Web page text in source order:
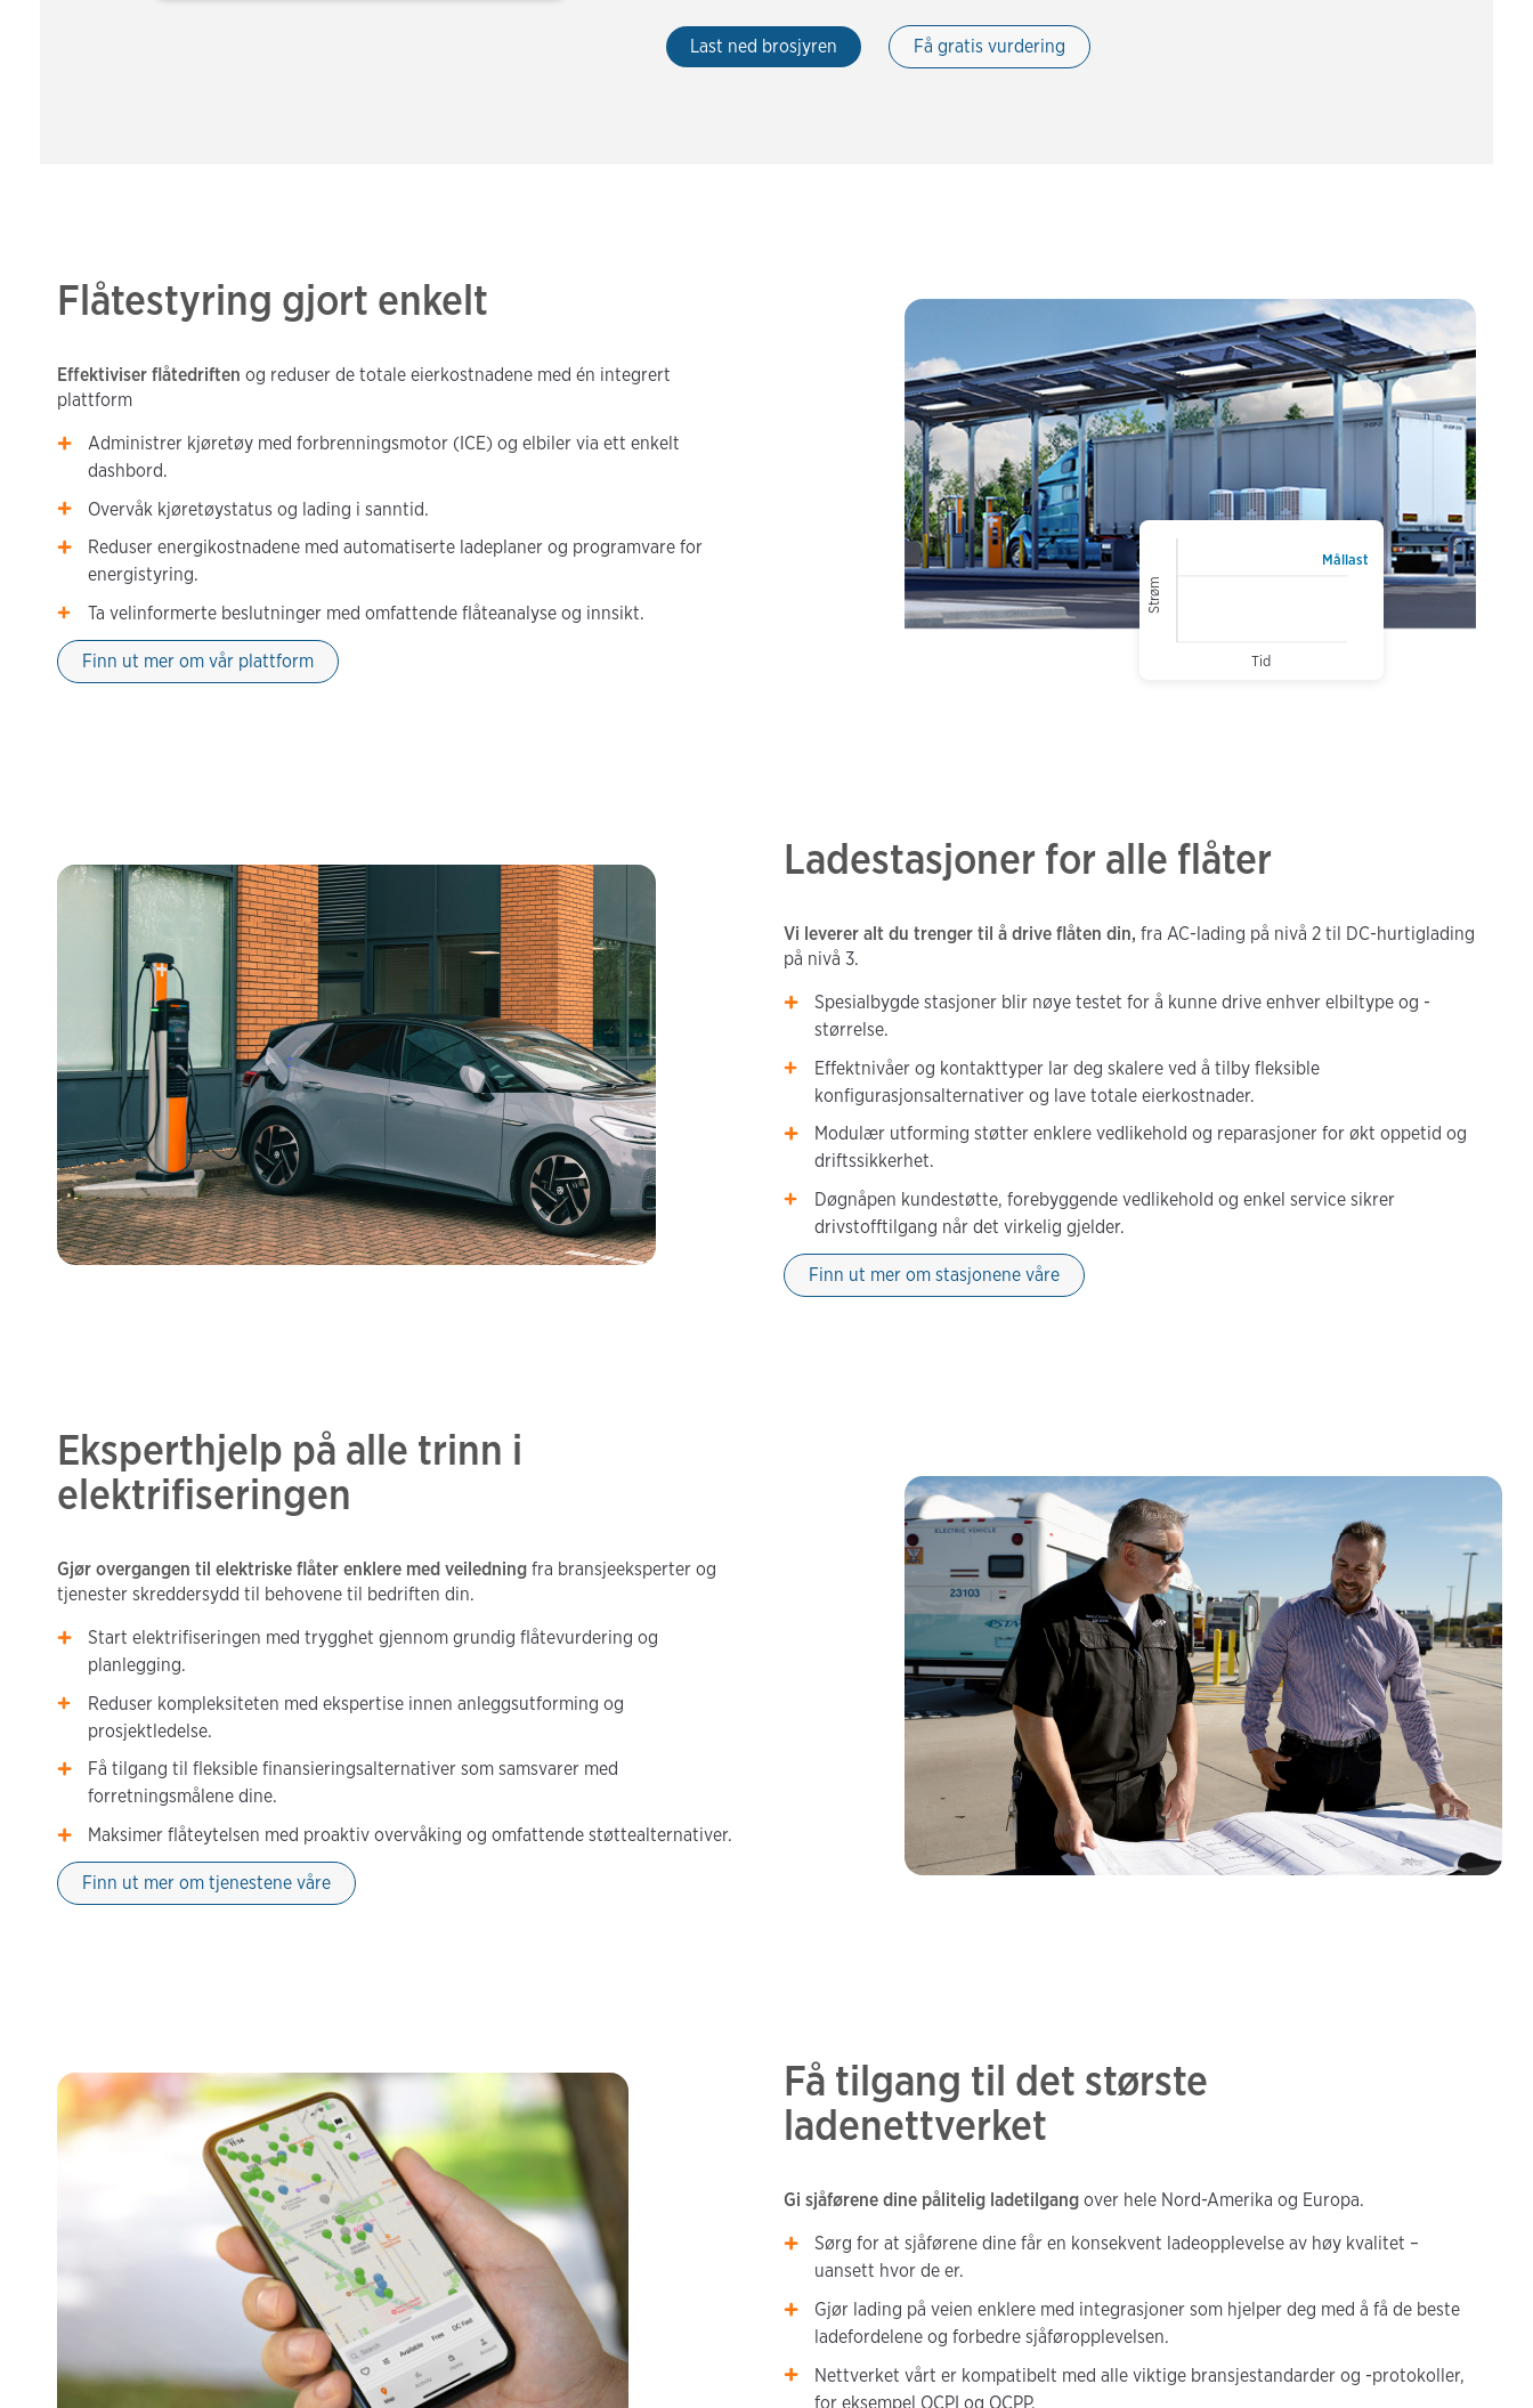
Last ned brosjyren Få gratis vurdering
Strøm
Mållast
Tid
Flåtestyring gjort enkelt
Effektiviser flåtedriften og reduser de totale eierkostnadene med én integrert
plattform
Administrer kjøretøy med forbrenningsmotor (ICE) og elbiler via ett enkelt
dashbord.
Overvåk kjøretøystatus og lading i sanntid.
Reduser energikostnadene med automatiserte ladeplaner og programvare for
energistyring.
Ta velinformerte beslutninger med omfattende flåteanalyse og innsikt.
Finn ut mer om vår plattform
Ladestasjoner for alle flåter
Vi leverer alt du trenger til å drive flåten din, fra AC-lading på nivå 2 til DC-hurtiglading
på nivå 3.
Spesialbygde stasjoner blir nøye testet for å kunne drive enhver elbiltype og -
størrelse.
Effektnivåer og kontakttyper lar deg skalere ved å tilby fleksible
konfigurasjonsalternativer og lave totale eierkostnader.
Modulær utforming støtter enklere vedlikehold og reparasjoner for økt oppetid og
driftssikkerhet.
Døgnåpen kundestøtte, forebyggende vedlikehold og enkel service sikrer
drivstofftilgang når det virkelig gjelder.
Finn ut mer om stasjonene våre
Eksperthjelp på alle trinn i
elektrifiseringen
Gjør overgangen til elektriske flåter enklere med veiledning fra bransjeeksperter og
tjenester skreddersydd til behovene til bedriften din.
Start elektrifiseringen med trygghet gjennom grundig flåtevurdering og
planlegging.
Reduser kompleksiteten med ekspertise innen anleggsutforming og
prosjektledelse.
Få tilgang til fleksible finansieringsalternativer som samsvarer med
forretningsmålene dine.
Maksimer flåteytelsen med proaktiv overvåking og omfattende støttealternativer.
Finn ut mer om tjenestene våre
Få tilgang til det største
ladenettverket
Gi sjåførene dine pålitelig ladetilgangover hele Nord-Amerika og Europa.
Sørg for at sjåførene dine får en konsekvent ladeopplevelse av høy kvalitet –
uansett hvor de er.
Gjør lading på veien enklere med integrasjoner som hjelper deg med å få de beste
ladefordelene og forbedre sjåføropplevelsen.
Nettverket vårt er kompatibelt med alle viktige bransjestandarder og -protokoller,
for eksempel OCPI og OCPP.